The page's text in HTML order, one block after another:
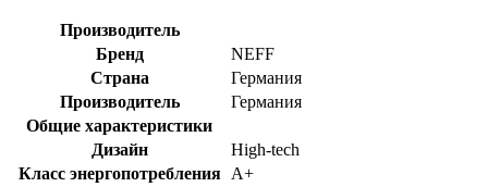
Производитель
Бренд
NEFF
Страна
Германия
Производитель
Германия
Общие характеристики
Дизайн
High-tech
Класс энергопотребления
A+